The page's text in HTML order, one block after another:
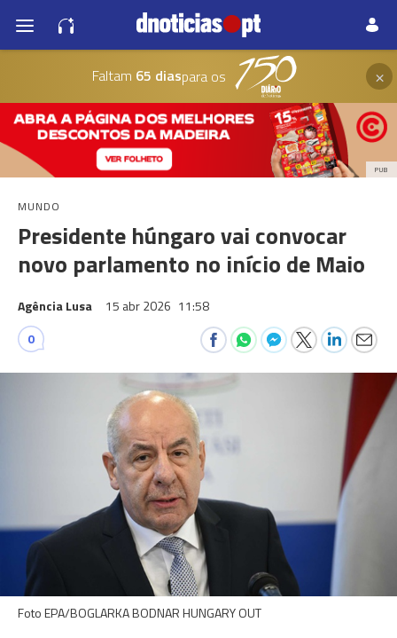
Faltam 65 diaspara os ×
PUB
MUNDO
Presidente húngaro vai convocar
novo parlamento no início de Maio
Agência Lusa 15 abr 2026 11:58
0
Foto EPA/BOGLARKA BODNAR HUNGARY OUT